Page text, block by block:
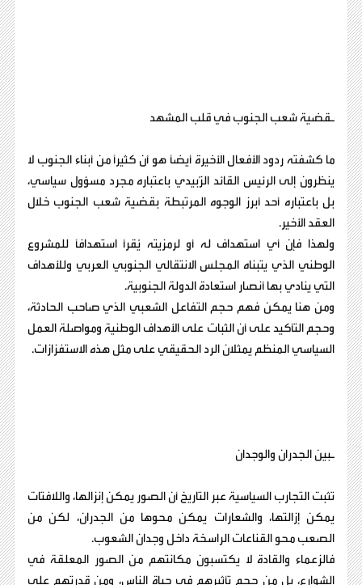
ـقضية شعب الجنوب في قلب المشهد
ما كشفته ردود الأفعال الأخيرة أيضاً هو أن كثيراً من أبناء الجنوب لا
ينظرون إلى الرئيس القائد الزُبيدي باعتباره مجرد مسؤول سياسي،
بل باعتباره أحد أبرز الوجوه المرتبطة بقضية شعب الجنوب خلال
العقد الأخير.
ولهذا فإن أي استهداف له أو لرمزيته يُقرأ استهدافاً للمشروع
الوطني الذي يتبناه المجلس الانتقالي الجنوبي العربي وللأهداف
التي ينادي بها أنصار استعادة الدولة الجنوبية.
ومن هنا يمكن فهم حجم التفاعل الشعبي الذي صاحب الحادثة،
وحجم التأكيد على أن الثبات على الأهداف الوطنية ومواصلة العمل
السياسي المنظم يمثلان الرد الحقيقي على مثل هذه الاستفزازات.
ـبين الجدران والوجدان
تثبت التجارب السياسية عبر التاريخ أن الصور يمكن إنزالها، واللافتات
يمكن إزالتها، والشعارات يمكن محوها من الجدران، لكن من
الصعب محو القناعات الراسخة داخل وجدان الشعوب.
فالزعماء والقادة لا يكتسبون مكانتهم من الصور المعلقة في
الشوارع، بل من حجم تأثيرهم في حياة الناس، ومن قدرتهم على